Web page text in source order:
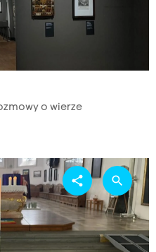
o wierze
share search